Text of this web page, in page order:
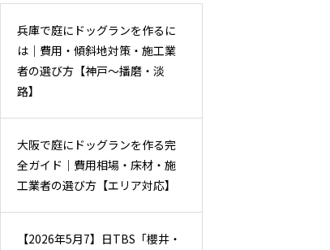
兵庫で庭にドッグランを作るに
は｜費用・傾斜地対策・施工業
者の選び方【神戸〜播磨・淡
路】
大阪で庭にドッグランを作る完
全ガイド｜費用相場・床材・施
工業者の選び方【エリア対応】
【2026年5月7】日TBS「櫻井・